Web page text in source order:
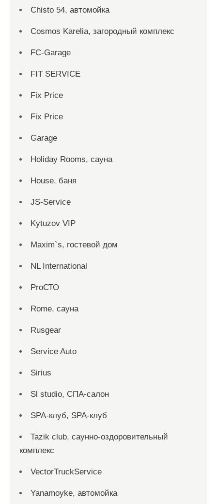
Chisto 54, автомойка
Cosmos Karelia, загородный комплекс
FC-Garage
FIT SERVICE
Fix Price
Fix Price
Garage
Holiday Rooms, сауна
House, баня
JS-Service
Kytuzov VIP
Maxim`s, гостевой дом
NL International
ProСТО
Rome, сауна
Rusgear
Service Auto
Sirius
Sl studio, СПА-салон
SPA-клуб, SPA-клуб
Tazik club, саунно-оздоровительный
комплекс
VectorTruckService
Yanamoyke, автомойка